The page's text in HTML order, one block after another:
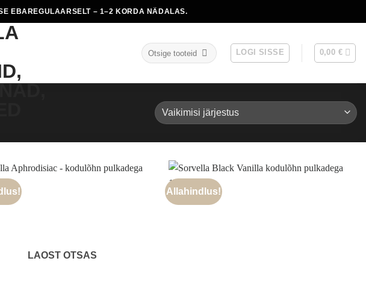
EBAREGULAARSELT – 1–2 KORDA NÄDALAS.
Otsi: LOGI SISSE 0,00 €
LAOST OTSAS
Allahindlus!